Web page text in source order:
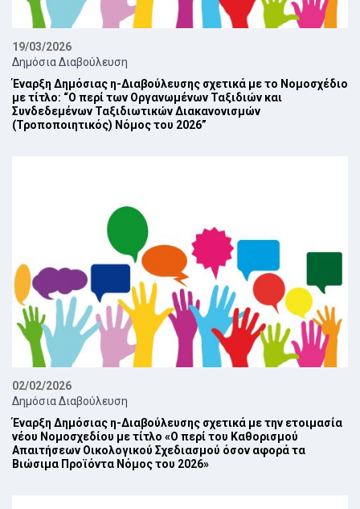
19/03/2026
Δημόσια Διαβούλευση
Έναρξη Δημόσιας η-Διαβούλευσης σχετικά με το Νομοσχέδιο
με τίτλο: “Ο περί των Οργανωμένων Ταξιδιών και
Συνδεδεμένων Ταξιδιωτικών Διακανονισμών
(Τροποποιητικός) Νόμος του 2026”
02/02/2026
Δημόσια Διαβούλευση
Έναρξη Δημόσιας η-Διαβούλευσης σχετικά με την ετοιμασία
νέου Νομοσχεδίου με τίτλο «Ο περί του Καθορισμού
Απαιτήσεων Οικολογικού Σχεδιασμού όσον αφορά τα
Βιώσιμα Προϊόντα Νόμος του 2026»